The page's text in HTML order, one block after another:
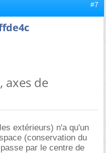
#7
axes de
extérieurs) n'a qu'un
(conservation du
par le centre de